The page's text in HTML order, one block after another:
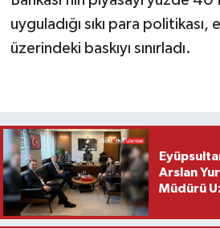
uyguladığı sıkı para politikası,
üzerindeki baskıyı sınırladı.
Arslan
Müdürü
Ziyareti